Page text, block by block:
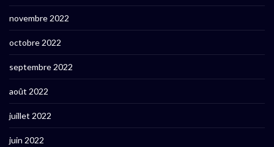
novembre 2022
octobre 2022
septembre 2022
août 2022
juillet 2022
juin 2022